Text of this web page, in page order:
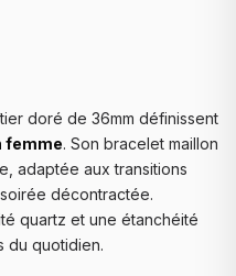
doré de 36mm définissent
femme. Son bracelet maillon
adaptée aux transitions
décontractée.
quartz et une étanchéité
du quotidien.